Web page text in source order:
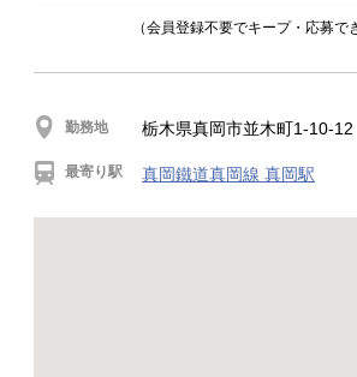
（会員登録不要でキープ・応募で
勤務地 栃木県真岡市並木町1-10-12
最寄り駅 真岡鐵道真岡線 真岡駅